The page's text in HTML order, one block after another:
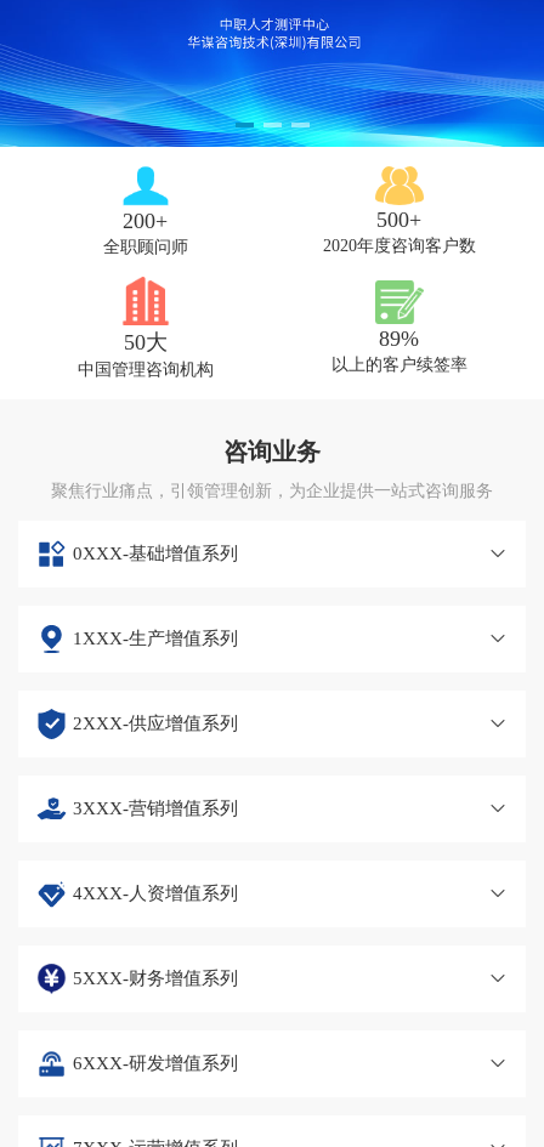
200+
全职顾问师
500+
2020年度咨询客户数
50大
中国管理咨询机构
89%
以上的客户续签率
咨询业务
聚焦行业痛点，引领管理创新，为企业提供一站式咨询服务
0XXX-基础增值系列
1XXX-生产增值系列
2XXX-供应增值系列
3XXX-营销增值系列
4XXX-人资增值系列
5XXX-财务增值系列
6XXX-研发增值系列